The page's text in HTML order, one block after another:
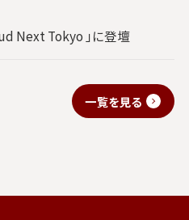
Next Tokyo 」に登壇
一覧を見る